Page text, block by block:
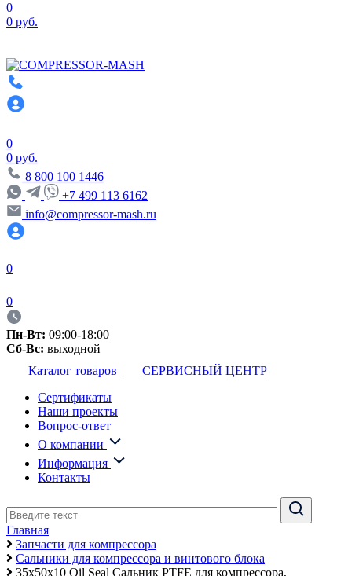
0
0 руб.
0
0 руб.
8 800 100 1446
+7 499 113 6162
info@compressor-mash.ru
0
0
Пн-Вт: 09:00-18:00
Сб-Вс: выходной
Каталог товаров
СЕРВИСНЫЙ ЦЕНТР
Сертификаты
Наши проекты
Вопрос-ответ
О компании
Информация
Контакты
Главная
Запчасти для компрессора
Сальники для компрессора и винтового блока
35x50x10 Oil Seal Сальник PTFE для компрессора,